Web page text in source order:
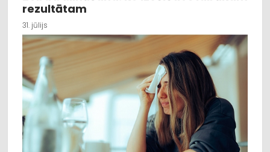
rezultātam
31. jūlijs